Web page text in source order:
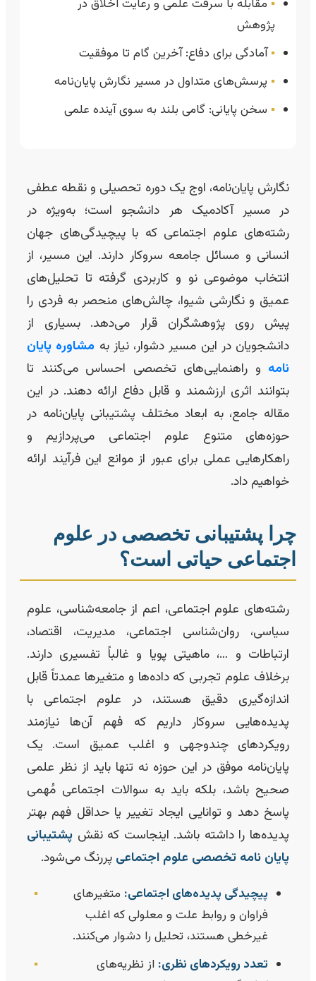
مقابله با سرقت علمی و رعایت اخلاق در
پژوهش
آمادگی برای دفاع: آخرین گام تا موفقیت
پرسش‌های متداول در مسیر نگارش پایان‌نامه
سخن پایانی: گامی بلند به سوی آینده علمی
نگارش پایان‌نامه، اوج یک دوره تحصیلی و نقطه عطفی
در مسیر آکادمیک هر دانشجو است؛ به‌ویژه در
رشته‌های علوم اجتماعی که با پیچیدگی‌های جهان
انسانی و مسائل جامعه سروکار دارند. این مسیر، از
انتخاب موضوعی نو و کاربردی گرفته تا تحلیل‌های
عمیق و نگارشی شیوا، چالش‌های منحصر به فردی را
پیش روی پژوهشگران قرار می‌دهد. بسیاری از
دانشجویان در این مسیر دشوار، نیاز بهمشاوره پایان
و راهنمایی‌های تخصصی احساس می‌کنند تا
بتوانند اثری ارزشمند و قابل دفاع ارائه دهند. در این
مقاله جامع، به ابعاد مختلف پشتیبانی پایان‌نامه در
حوزه‌های متنوع علوم اجتماعی می‌پردازیم و
راهکارهایی عملی برای عبور از موانع این فرآیند ارائه
خواهیم داد.
پشتیبانی تخصصی در علوم
حیاتی است؟
رشته‌های علوم اجتماعی، اعم از جامعه‌شناسی، علوم
سیاسی، روان‌شناسی اجتماعی، مدیریت، اقتصاد،
ارتباطات و …، ماهیتی پویا و غالباً تفسیری دارند.
برخلاف علوم تجربی که داده‌ها و متغیرها عمدتاً قابل
اندازه‌گیری دقیق هستند، در علوم اجتماعی با
پدیده‌هایی سروکار داریم که فهم آن‌ها نیازمند
رویکردهای چندوجهی و اغلب عمیق است. یک
پایان‌نامه موفق در این حوزه نه تنها باید از نظر علمی
صحیح باشد، بلکه باید به سوالات اجتماعی مُهمی
پاسخ دهد و توانایی ایجاد تغییر یا حداقل فهم بهتر
پدیده‌ها را داشته باشد. اینجاست که نقشپشتیبانی
پایان نامه تخصصی علوم اجتماعیپررنگ می‌شود.
پیچیدگی پدیده‌های اجتماعی:متغیرهای
فراوان و روابط علت و معلولی که اغلب
غیرخطی هستند، تحلیل را دشوار می‌کنند.
تعدد رویکردهای نظری:از نظریه‌های